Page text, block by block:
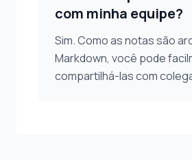
com minha equipe?
Sim. Como as notas são
Markdown, você pode
compartilhá-las com